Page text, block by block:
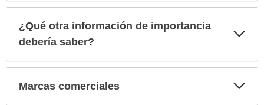
¿Qué otra información de importancia
debería saber?
Marcas comerciales